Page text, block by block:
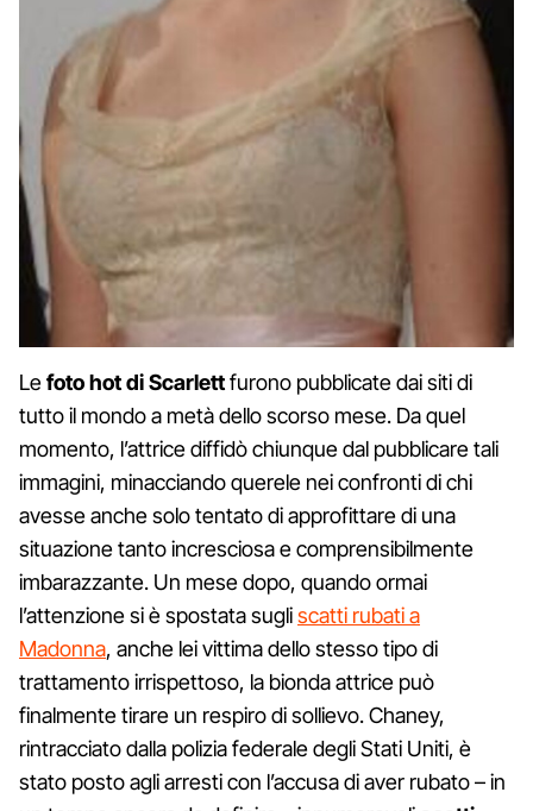
Lefoto hot di Scarlettfurono pubblicate dai siti di
tutto il mondo a metà dello scorso mese. Da quel
momento, l’attrice diffidò chiunque dal pubblicare tali
immagini, minacciando querele nei confronti di chi
avesse anche solo tentato di approfittare di una
situazione tanto incresciosa e comprensibilmente
imbarazzante. Un mese dopo, quando ormai
l’attenzione si è spostata sugliscatti rubati a
Madonna, anche lei vittima dello stesso tipo di
trattamento irrispettoso, la bionda attrice può
finalmente tirare un respiro di sollievo. Chaney,
rintracciato dalla polizia federale degli Stati Uniti, è
stato posto agli arresti con l’accusa di aver rubato – in